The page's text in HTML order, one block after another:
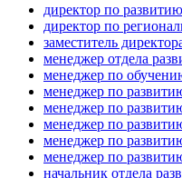
директор по развитию
директор по
заместитель
менеджер отдела
менеджер по
менеджер по
менеджер по
менеджер по
менеджер по
менеджер по
начальник отдела